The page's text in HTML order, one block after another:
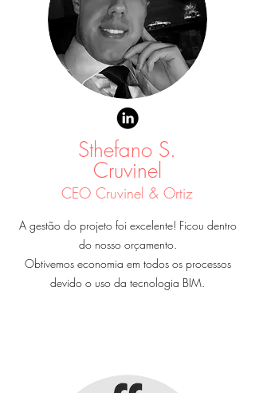
A gestão do projeto foi excelente! Ficou dentro
do nosso orçamento.
Obtivemos economia em todos os processos
devido o uso da tecnologia BIM.
Sthefano S.
Cruvinel
CEO Cruvinel & Ortiz